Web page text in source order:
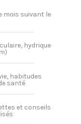
mois suivant le
hydrique
habitudes
santé
et conseils